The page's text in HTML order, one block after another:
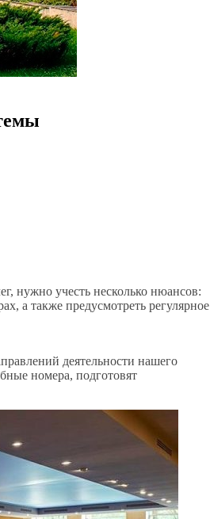
нужно учесть несколько нюансов:
а также предусмотреть регулярное
деятельности нашего
номера, подготовят